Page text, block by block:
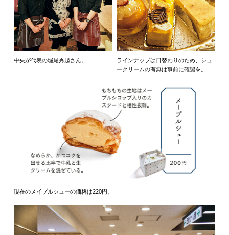
中央が代表の堀尾秀起さん。
ラインナップは日替わりのため、シュ
ークリームの有無は事前に確認を。
現在のメイプルシューの価格は220円。